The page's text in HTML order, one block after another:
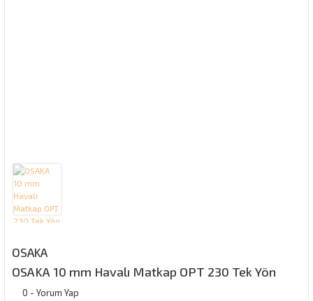
OSAKA
OSAKA 10 mm Havalı Matkap OPT 230 Tek Yön
0 - Yorum Yap